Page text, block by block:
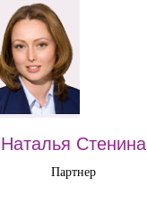
Наталья Стенина
Партнер